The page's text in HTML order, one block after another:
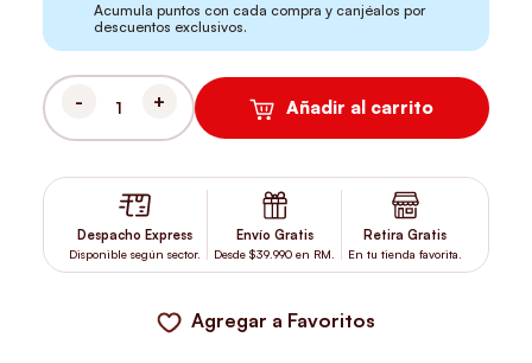
Acumula puntos con cada compra y canjéalos por
descuentos exclusivos.
GALLIPRANT 60 MG DE 30 COMPRIMIDOS CANTIDAD
Añadir al carrito
Despacho Express
Disponible según sector.
Envío Gratis
Desde $39.990 en RM.
Retira Gratis
En tu tienda favorita.
Agregar a Favoritos